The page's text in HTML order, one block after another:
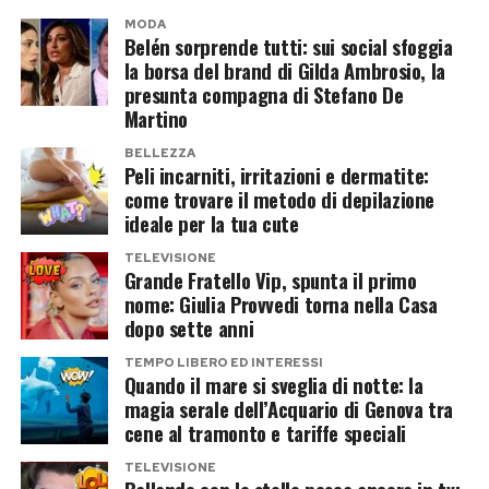
quando il pubblico continua a comprare biglietti,
ascoltare dischi o riempire i teatri.
Jared Leto potrebbe quindi tornare presto sul
set oppure vedere la propria carriera segnata
dalle accuse. Al momento non esiste una
risposta. Esiste però una domanda dalla quale
l’industria non può più scappare: quante volte è
possibile sostenere che tutti sapevano, prima
che quel silenzio diventi una responsabilità?
Post Views: 253
tensioni della politica americana.
Il look di Bill Clinton ruba la scena
A giudicare dalle immagini, però, a farsi notare
non è stata solo la presenza della coppia. Anche
il look di Bill Clinton ha avuto il suo momento di
gloria involontaria. Pantaloni dalla lunghezza
coraggiosa, camicia da vacanza senza troppi
ripensamenti e un insieme che sembrava
gridare: lo stilista personale è stato arrestato
ieri a Miami.
Mancavano solo le pantofole da camera, poi il
quadro sarebbe stato completo. Del resto
Clinton, a 79 anni, sembra ormai interessato
MODA
Belén sorprende tutti: sui social sfoggia
la borsa del brand di Gilda Ambrosio, la
presunta compagna di Stefano De
Martino
BELLEZZA
Peli incarniti, irritazioni e dermatite:
come trovare il metodo di depilazione
ideale per la tua cute
TELEVISIONE
Grande Fratello Vip, spunta il primo
nome: Giulia Provvedi torna nella Casa
dopo sette anni
TEMPO LIBERO ED INTERESSI
Quando il mare si sveglia di notte: la
magia serale dell’Acquario di Genova tra
cene al tramonto e tariffe speciali
TELEVISIONE